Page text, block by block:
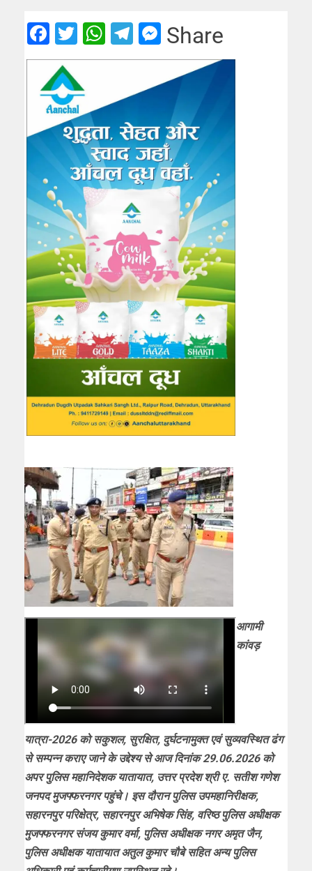
Facebook
Twitter
WhatsApp
Telegram
Messenger
Share
आगामी
कांवड़
यात्रा-2026 को सकुशल, सुरक्षित, दुर्घटनामुक्त एवं सुव्यवस्थित ढंग
से सम्पन्न कराए जाने के उद्देश्य से आज दिनांक 29.06.2026 को
अपर पुलिस महानिदेशक यातायात, उत्तर प्रदेश श्री ए. सतीश गणेश
जनपद मुजफ्फरनगर पहुंचे। इस दौरान पुलिस उपमहानिरीक्षक,
सहारनपुर परिक्षेत्र, सहारनपुर अभिषेक सिंह, वरिष्ठ पुलिस अधीक्षक
मुजफ्फरनगर संजय कुमार वर्मा, पुलिस अधीक्षक नगर अमृत जैन,
पुलिस अधीक्षक यातायात अतुल कुमार चौबे सहित अन्य पुलिस